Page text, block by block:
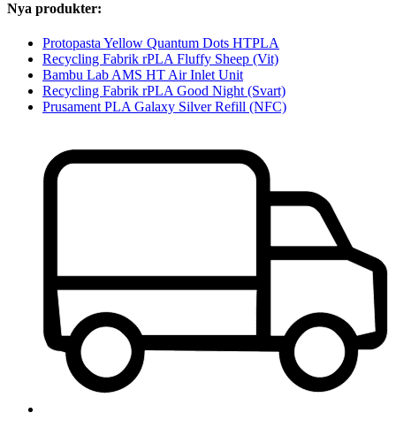
Nya produkter:
Protopasta Yellow Quantum Dots HTPLA
Recycling Fabrik rPLA Fluffy Sheep (Vit)
Bambu Lab AMS HT Air Inlet Unit
Recycling Fabrik rPLA Good Night (Svart)
Prusament PLA Galaxy Silver Refill (NFC)